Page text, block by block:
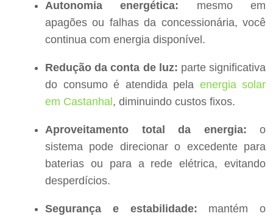
Autonomia energética: mesmo em
apagões ou falhas da concessionária, você
continua com energia disponível.
Redução da conta de luz: parte significativa
do consumo é atendida pela energia solar
em Castanhal , diminuindo custos fixos.
Aproveitamento total da energia: o
sistema pode direcionar o excedente para
baterias ou para a rede elétrica, evitando
desperdícios.
Segurança e estabilidade: mantém o